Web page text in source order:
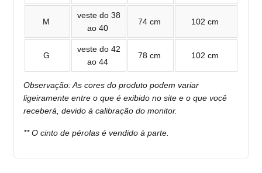
M
veste do 38
ao 40
74 cm 102 cm
G
veste do 42
ao 44
78 cm 102 cm
Observação: As cores do produto podem variar
ligeiramente entre o que é exibido no site e o que você
receberá, devido à calibração do monitor.
** O cinto de pérolas é vendido à parte.